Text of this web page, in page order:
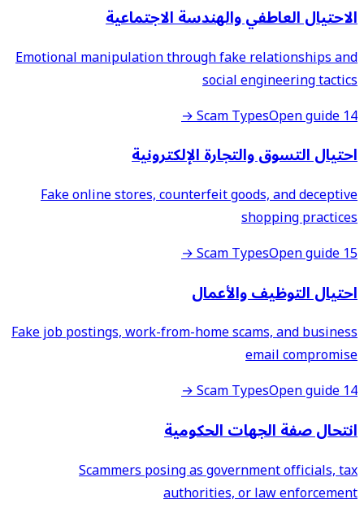
الاحتيال العاطفي والهندسة الاجتماعية
Emotional manipulation through fake relationships and
social engineering tactics
14 Scam Types
Open guide →
احتيال التسوق والتجارة الإلكترونية
Fake online stores, counterfeit goods, and deceptive
shopping practices
15 Scam Types
Open guide →
احتيال التوظيف والأعمال
Fake job postings, work-from-home scams, and business
email compromise
14 Scam Types
Open guide →
انتحال صفة الجهات الحكومية
Scammers posing as government officials, tax
authorities, or law enforcement